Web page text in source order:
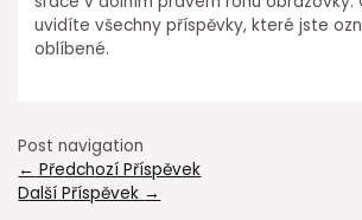
uvidíte všechny příspěvky, které jste
oblíbené.
Post navigation
← Předchozí Příspěvek
Další Příspěvek →